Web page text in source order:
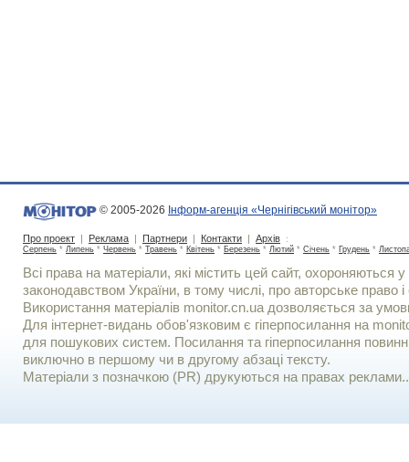
© 2005-2026 Інформ-агенція «Чернігівський монітор»
Про проект | Реклама | Партнери | Контакти | Архів :
Серпень * Липень * Червень * Травень * Квітень * Березень * Лютий * Січень * Грудень *
Всі права на матеріали, які містить цей сайт, охороняються у
законодавством України, в тому числі, про авторське право і
Використання матерiалiв monitor.cn.ua дозволяється за
Для iнтернет-видань обов'язковим є гiперпосилання на
для пошукових систем. Посилання та гіперпосилання
виключно в першому чи в другому абзаці тексту.
Матеріали з позначкою (PR) друкуються на правах реклами..